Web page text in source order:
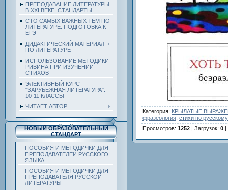
ПРЕПОДАВАНИЕ ЛИТЕРАТУРЫ
В XXI ВЕКЕ. СТАНДАРТЫ
СТО САМЫХ ВАЖНЫХ ТЕМ ПО
ЛИТЕРАТУРЕ. ПОДГОТОВКА К
ЕГЭ
ДИДАКТИЧЕСКИЙ МАТЕРИАЛ
ПО ЛИТЕРАТУРЕ
ИСПОЛЬЗОВАНИЕ МЕТОДИКИ
РИВИНА ПРИ ИЗУЧЕНИИ
СТИХОВ
ЭЛЕКТИВНЫЙ КУРС
"ЗАРУБЕЖНАЯ ЛИТЕРАТУРА".
10-11 КЛАССЫ
ЧИТАЕТ АВТОР
НОВЫЙ ОБРАЗОВАТЕЛЬНЫЙ
СТАНДАРТ
ПОСОБИЯ И МЕТОДИЧКИ ДЛЯ
ПРЕПОДАВАТЕЛЕЙ РУССКОГО
ЯЗЫКА
ПОСОБИЯ И МЕТОДИЧКИ ДЛЯ
ПРЕПОДАВАТЕЛЯ РУССКОЙ
ЛИТЕРАТУРЫ
Категория: КРЫЛАТЫЕ
фразеология стихи по
Просмотров: 1252 | Загрузок: 0 |